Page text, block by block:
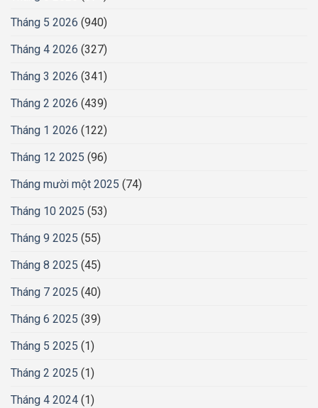
Tháng 5 2026 (940)
Tháng 4 2026 (327)
Tháng 3 2026 (341)
Tháng 2 2026 (439)
Tháng 1 2026 (122)
Tháng 12 2025 (96)
Tháng mười một 2025 (74)
Tháng 10 2025 (53)
Tháng 9 2025 (55)
Tháng 8 2025 (45)
Tháng 7 2025 (40)
Tháng 6 2025 (39)
Tháng 5 2025 (1)
Tháng 2 2025 (1)
Tháng 4 2024 (1)